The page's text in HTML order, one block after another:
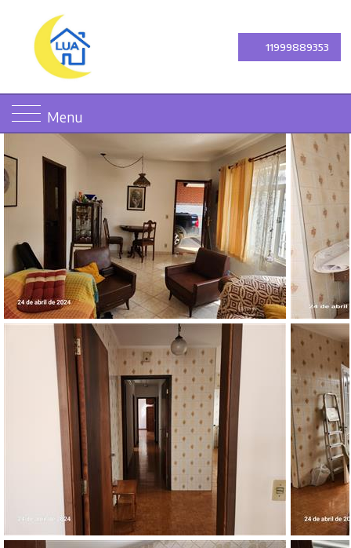
11999889353
Menu